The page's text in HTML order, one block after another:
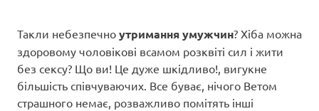
Такли небезпечно утримання умужчин? Хіба можна
здоровому чоловікові всамом розквіті сил і жити
без сексу? Що ви! Це дуже шкідливо!, вигукне
більшість співчуваючих. Все буває, нічого Ветом
страшного немає, розважливо помітять інші